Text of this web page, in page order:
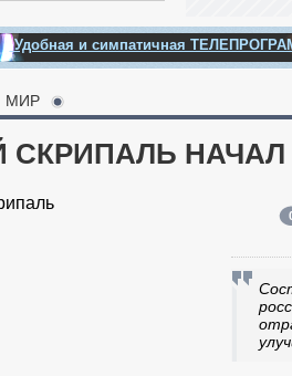
Удобная и симпатичная
МИР
СКРИПАЛЬ